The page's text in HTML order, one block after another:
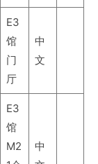
E3
馆
门
厅
中
文
E3
馆
M2
中